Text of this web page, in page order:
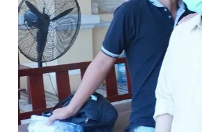
Hotline
0906 645 777
Liên hệ
0908 780
Đặt báo Quảng cáo RSS
Tổng biên tập: Nguyễn Ngọc Toàn
Phó tổng biên tập thường trực: Hải Thành
Phó tổng biên tập: Lâm Hiếu Dũng